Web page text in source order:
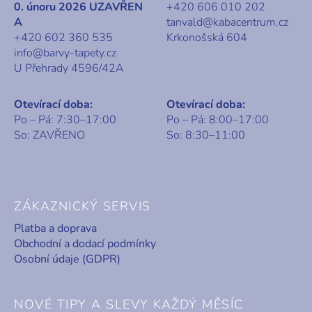
0. únoru 2026 UZAVŘEN
A
+420 602 360 535
info@barvy-tapety.cz
U Přehrady 4596/42A
+420 606 010 202
tanvald@kabacentrum.cz
Krkonošská 604
Otevírací doba:
Po – Pá: 7:30–17:00
So: ZAVŘENO
Otevírací doba:
Po – Pá: 8:00–17:00
So: 8:30–11:00
ZÁKAZNICKÝ SERVIS
Platba a doprava
Obchodní a dodací podmínky
Osobní údaje (GDPR)
NOVÉ TIPY A SLEVY KAŽDÝ MĚSÍC